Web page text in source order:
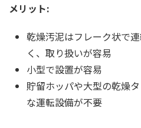
メリット:
乾燥汚泥はフレーク状で
く、取り扱いが容易
小型で設置が容易
貯留ホッパや大型の乾燥
な運転設備が不要